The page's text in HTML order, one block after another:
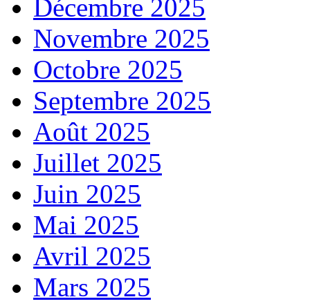
Décembre 2025
Novembre 2025
Octobre 2025
Septembre 2025
Août 2025
Juillet 2025
Juin 2025
Mai 2025
Avril 2025
Mars 2025